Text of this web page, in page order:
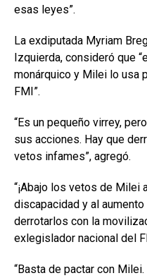
esas leyes”.
La exdiputada Myriam
Izquierda, consideró que
monárquico y Milei lo usa
FMI”.
“Es un pequeño virrey,
sus acciones. Hay que
vetos infames”, agregó.
“¡Abajo los vetos de Milei
discapacidad y al
derrotarlos con la
exlegislador nacional del
“Basta de pactar con